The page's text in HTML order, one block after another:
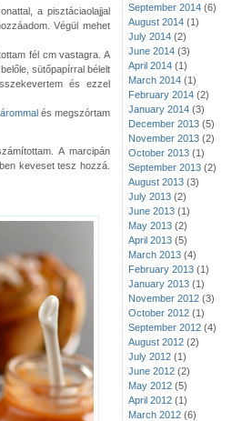
a pisztáciaolajjal
Végül mehet
fél cm vastagra. A
sütőpapírral bélelt
és ezzel
és megszórtam
A marcipán
keveset tesz hozzá.
September 2014 (6)
August 2014 (1)
July 2014 (2)
June 2014 (3)
April 2014 (1)
March 2014 (1)
February 2014 (2)
January 2014 (3)
December 2013 (5)
November 2013 (2)
October 2013 (1)
September 2013 (2)
August 2013 (3)
July 2013 (2)
June 2013 (1)
May 2013 (2)
April 2013 (5)
March 2013 (4)
February 2013 (1)
January 2013 (1)
November 2012 (3)
October 2012 (1)
September 2012 (4)
August 2012 (2)
July 2012 (1)
June 2012 (2)
May 2012 (5)
April 2012 (1)
March 2012 (6)